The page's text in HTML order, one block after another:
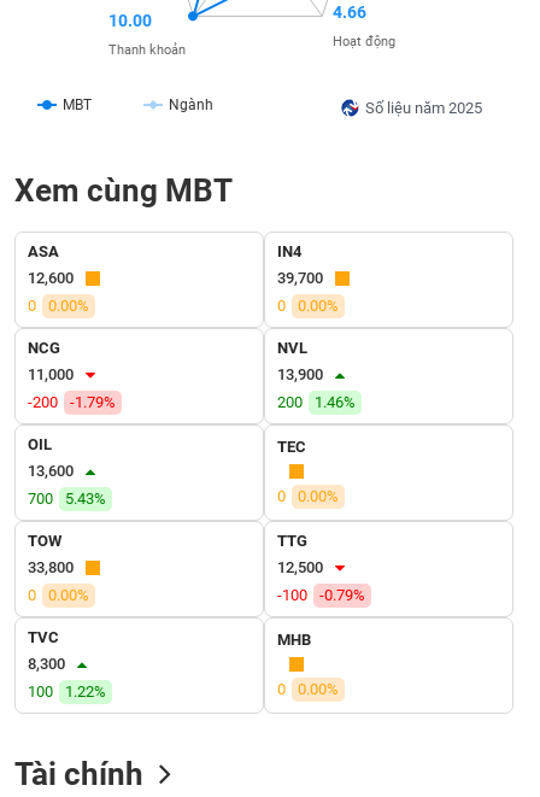
Số liệu năm 2025
MBT Ngành
4.66
Hoạt động
10.00
Thanh khoản
Xem cùng MBT
ASA
12,600
0
0.00%
IN4
39,700
0
0.00%
NCG
11,000
-200
-1.79%
NVL
13,900
200
1.46%
OIL
13,600
700
5.43%
TEC
0 0.00%
TOW
33,800
0
0.00%
TTG
12,500
-100
-0.79%
TVC
8,300
100
1.22%
MHB
0 0.00%
Tài chính
CÔNG
NGHỆ
THÔNG
TIN
DỊCH
VỤ
TRUYỀN
THÔNG
TIỆN
ÍCH